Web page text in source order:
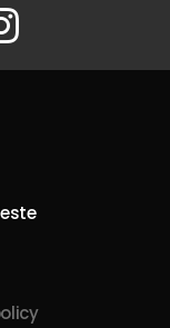
Instagram